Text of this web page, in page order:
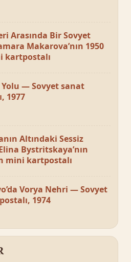
Arasında Bir Sovyet
Makarova’nın 1950
— Sovyet sanat
1977
Altındaki Sessiz
Bystritskaya’nın
mini kartpostalı
Vorya Nehri — Sovyet
1974